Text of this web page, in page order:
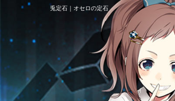
兎定石｜オセロの定石